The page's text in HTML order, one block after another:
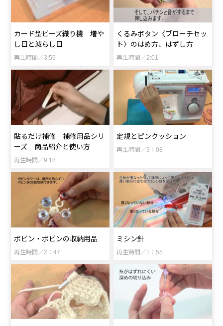
カード型ビーズ織り機 増や
し目と減らし目
再生時間／3:59
くるみボタン〈ブローチセッ
ト〉のはめ方、はずし方
再生時間／2:01
貼るだけ補修 補修用品シリ
ーズ 商品紹介と使い方
再生時間／9:18
定規とピンクッション
再生時間／3：08
ボビン・ボビンの収納用品
再生時間／2：47
ミシン針
再生時間／1：55